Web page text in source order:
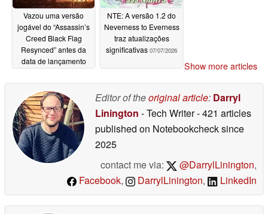
Vazou uma versão
jogável do “Assassin’s
Creed Black Flag
Resynced” antes da
data de lançamento
NTE: A versão 1.2 do
Neverness to Everness
traz atualizações
significativas 07/07/2026
Show more articles
Editor of theoriginal article: Darryl
Linington - Tech Writer- 421 articles
published on Notebookchecksince
2025
contact me via:
@DarrylLinington,
Facebook, DarrylLinington, LinkedIn